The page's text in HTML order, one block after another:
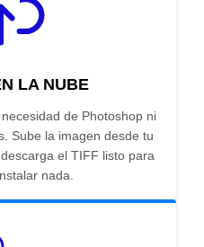
LA NUBE
de Photoshop ni
Sube la imagen desde tu
el TIFF listo para
nada.